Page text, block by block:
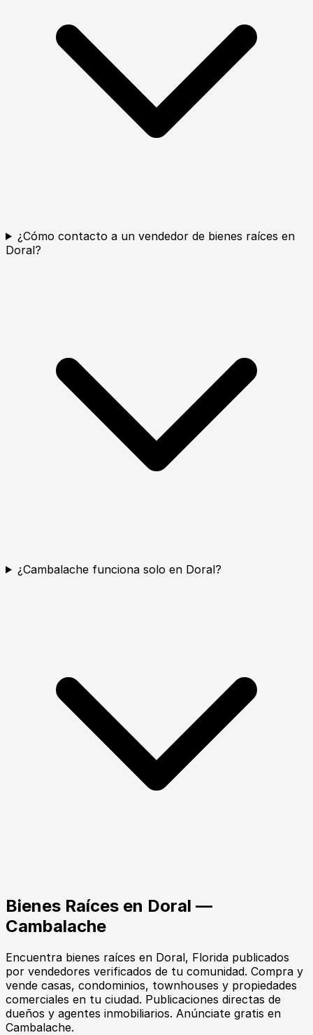
¿Cómo contacto a un vendedor de bienes raíces en
Doral?
¿Cambalache funciona solo en Doral?
Bienes Raíces en Doral —
Cambalache
Encuentra bienes raíces en Doral, Florida publicados
por vendedores verificados de tu comunidad. Compra y
vende casas, condominios, townhouses y propiedades
comerciales en tu ciudad. Publicaciones directas de
dueños y agentes inmobiliarios. Anúnciate gratis en
Cambalache.